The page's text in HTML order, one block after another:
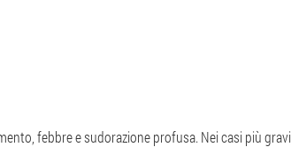
febbre e sudorazione profusa. Nei casi più gravi,